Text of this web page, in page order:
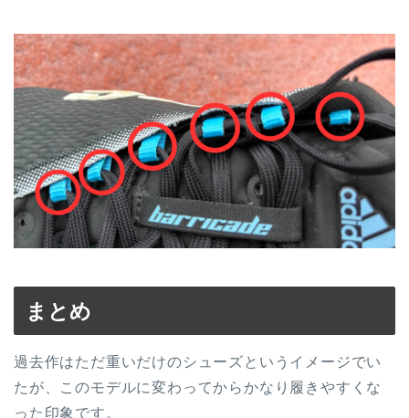
まとめ
過去作はただ重いだけのシューズというイメージでい
たが、このモデルに変わってからかなり履きやすくな
った印象です。